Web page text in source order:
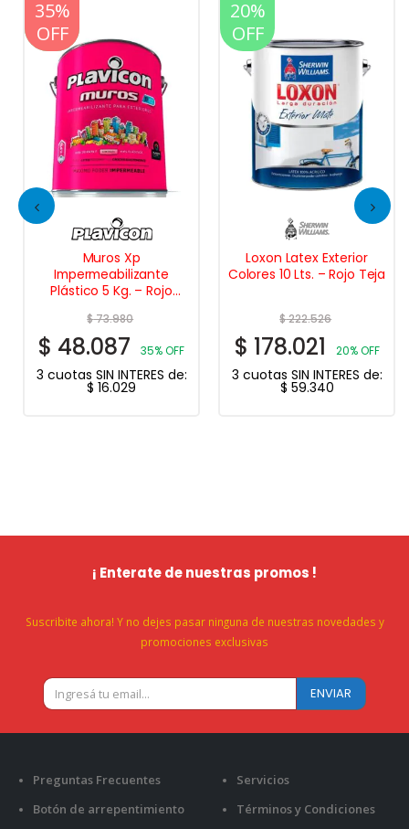
20%
OFF
35%
OFF
Muros Xp
Impermeabilizante
Plástico 5 Kg. – Rojo
$73.980
$ 48.087 35% OFF
3 cuotas SIN INTERES de:
$ 16.029
20%
OFF
Loxon Latex Exterior
Colores 10 Lts. – Rojo Teja
$222.526
$ 178.021 20% OFF
3 cuotas SIN INTERES de:
$ 59.340
¡ Enterate de nuestras promos !
Suscribite ahora! Y no dejes pasar ninguna de nuestras novedades y
promociones exclusivas
Preguntas Frecuentes
Botón de arrepentimiento
Servicios
Términos y Condiciones